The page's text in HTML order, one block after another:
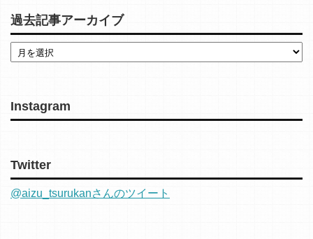
過去記事アーカイブ
Instagram
Twitter
@aizu_tsurukanさんのツイート